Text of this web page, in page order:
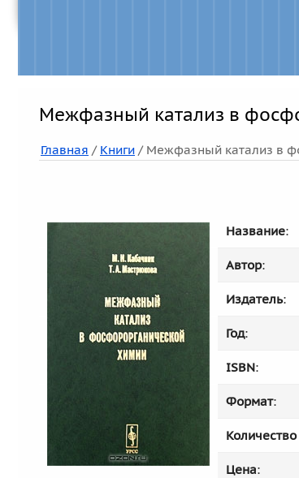
Межфазный катализ в
Главная / Книги / Межфазный катализ в
Название:
Автор:
Издатель:
Год:
ISBN:
Формат:
Цена: